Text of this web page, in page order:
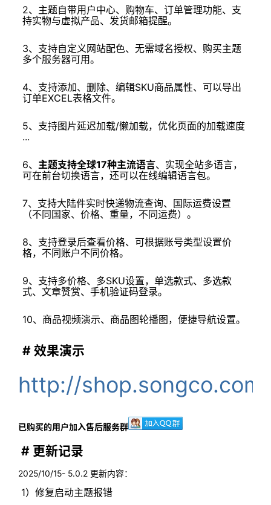
2、主题自带用户中心、购物车、订单管理功能、支
持实物与虚拟产品、 发货邮箱提醒。
3、支持自定义网站配色、无需域名授权、购买主题
多个服务器可用。
4、支持添加、删除、编辑SKU商品属性、可以导出
订单EXCEL表格文件。
5、 支持图片延迟加载/懒加载，优化页面的加载速度
...
6、 主题支持全球17种主流语言、实现全站多语言，
可在前台切换语言，还可以在线编辑语言包。
7、支持大陆件实时快递物流查询、国际运费设置
（不同国家、价格、重量， 不同运费）。
8、支持登录后查看价格、可根据账号类型设置价
格，不同账户不同价格。
9、支持多价格、多SKU设置，单选款式、多选款
式、文章赞赏、手机验证码登录。
10、商品视频演示、商品图轮播图，便捷导航设置。
# 效果演示
http://
已购买的用户加入售后服务群
# 更新记录
2025/10/15- 5.0.2 更新内容：
1）修复启动主题报错